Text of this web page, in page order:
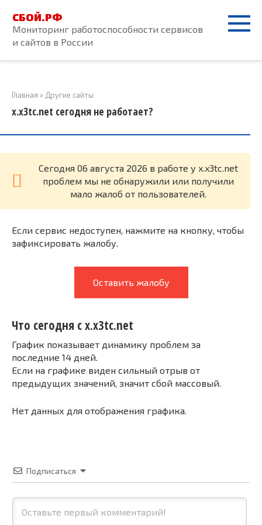
контенту
СБОЙ.РФ
Мониторинг работоспособности сервисов
и сайтов в России
Главная » Другие сайты
x.x3tc.net сегодня не работает?
Cегодня 06 августа 2026 в работе у x.x3tc.net
проблем мы не обнаружили или получили
мало жалоб от пользователей.
Если сервис недоступен, нажмите на кнопку, чтобы
зафиксировать жалобу.
Оставить жалобу
Что сегодня с x.x3tc.net
График показывает динамику проблем за
последние 14 дней.
Если на графике виден сильный отрыв от
предыдущих значений, значит сбой массовый.
Нет данных для отображения графика.
Подписаться